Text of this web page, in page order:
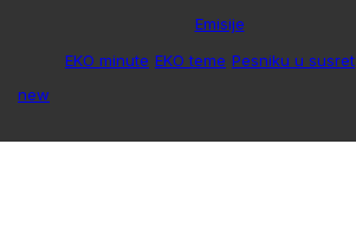
Emisije
EKO minute EKO teme Pesniku u susret
new